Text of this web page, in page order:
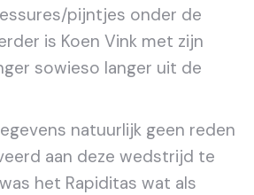
pijntjes onder de
is Koen Vink met zijn
sowieso langer uit de
natuurlijk geen reden
aan deze wedstrijd te
het Rapiditas wat als